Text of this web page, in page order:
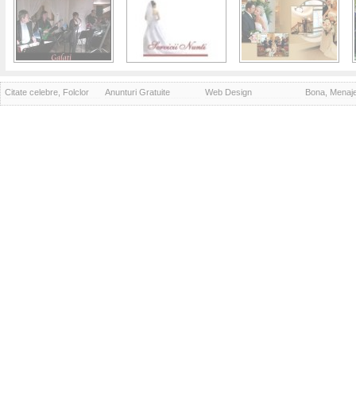
Citate celebre, Folclor Anunturi Gratuite Web Design Bona,